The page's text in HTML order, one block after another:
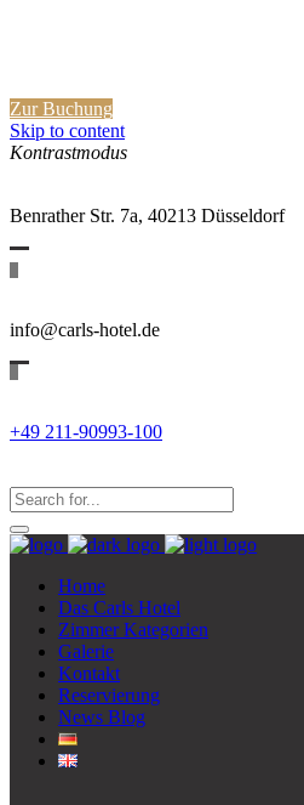
Zur Buchung
Skip to content
Kontrastmodus
Benrather Str. 7a, 40213 Düsseldorf
info@carls-hotel.de
+49 211-90993-100
Search
for:
Search...
Home
Das Carls Hotel
Zimmer Kategorien
Galerie
Kontakt
Reservierung
News Blog